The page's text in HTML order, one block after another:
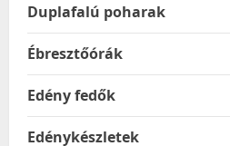
Duplafalú poharak
Ébresztőórák
Edény fedők
Edénykészletek